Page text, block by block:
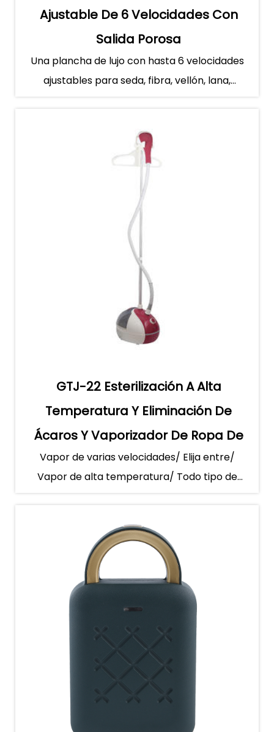
Ajustable De 6 Velocidades Con
Salida Porosa
Una plancha de lujo con hasta 6 velocidades
ajustables para seda, fibra, vellón, lana,
GTJ-22 Esterilización A Alta
Temperatura Y Eliminación De
Ácaros Y Vaporizador De Ropa De
Salida De Aire Rápido
Vapor de varias velocidades/ Elija entre/
Vapor de alta temperatura/ Todo tipo de